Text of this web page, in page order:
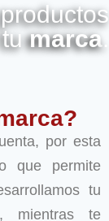
tumarca.
por esta
que permite
tu
mientras te